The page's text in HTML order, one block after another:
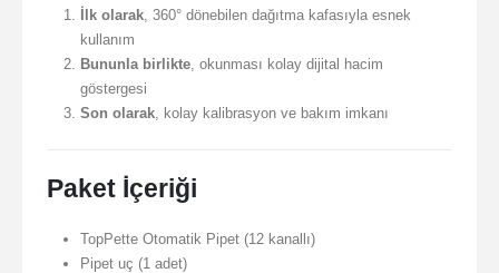
İlk olarak, 360° dönebilen dağıtma kafasıyla esnek
kullanım
Bununla birlikte, okunması kolay dijital hacim
göstergesi
Son olarak, kolay kalibrasyon ve bakım imkanı
Paket İçeriği
TopPette Otomatik Pipet (12 kanallı)
Pipet uç (1 adet)